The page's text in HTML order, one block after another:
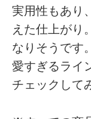
実用性もあり
えた仕上がり
なりそうです
愛すぎるライ
チェックして